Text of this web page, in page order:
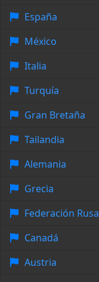
España
México
Italia
Turquía
Gran Bretaña
Tailandia
Alemania
Grecia
Federación Rusa
Canadá
Austria